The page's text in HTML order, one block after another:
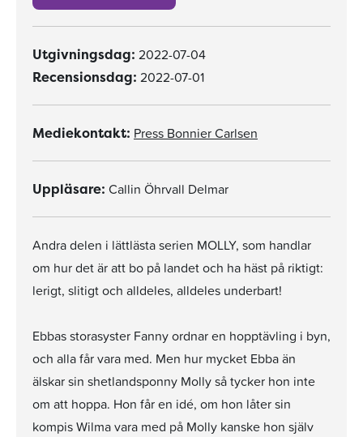
Utgivningsdag: 2022-07-04
Recensionsdag: 2022-07-01
Mediekontakt: Press Bonnier Carlsen
Uppläsare: Callin Öhrvall Delmar
Andra delen i lättlästa serien MOLLY, som handlar
om hur det är att bo på landet och ha häst på riktigt:
lerigt, slitigt och alldeles, alldeles underbart!
Ebbas storasyster Fanny ordnar en hopptävling i byn,
och alla får vara med. Men hur mycket Ebba än
älskar sin shetlandsponny Molly så tycker hon inte
om att hoppa. Hon får en idé, om hon låter sin
kompis Wilma vara med på Molly kanske hon själv